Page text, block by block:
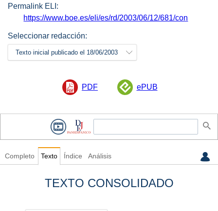
Permalink ELI:
https://www.boe.es/eli/es/rd/2003/06/12/681/con
Seleccionar redacción:
Texto inicial publicado el 18/06/2003
PDF ePUB
Completo Texto Índice Análisis
TEXTO CONSOLIDADO